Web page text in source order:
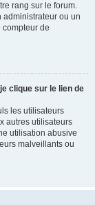
rang sur le forum.
administrateur ou un
de
clique sur le lien de
les utilisateurs
autres utilisateurs
utilisation abusive
malveillants ou